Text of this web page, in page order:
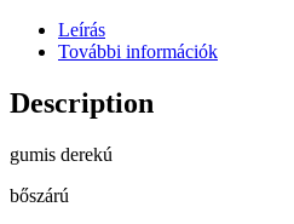
Leírás
További információk
Description
gumis derekú
bőszárú